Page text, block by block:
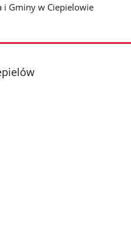
i Gminy w Ciepielowie